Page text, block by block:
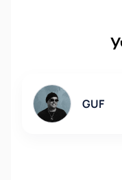
GUF